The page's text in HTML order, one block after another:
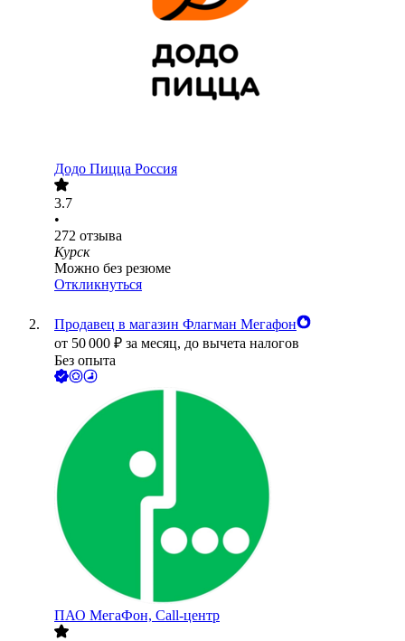
Додо Пицца Россия
3.7
•
272 отзыва
Курск
Можно без резюме
Откликнуться
Продавец в магазин Флагман Мегафон
от 50 000 ₽ за месяц, до вычета налогов
Без опыта
ПАО МегаФон, Call-центр